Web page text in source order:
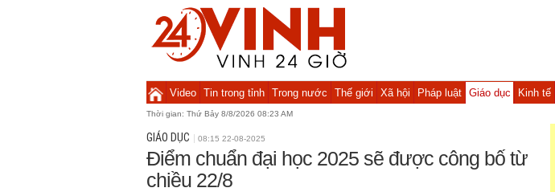
Video Tin trong tỉnh Trong nước Thế giới Xã hội Pháp luật Giáo dục Kinh tế
Thời gian: Thứ Bảy 8/8/2026 08:23 AM
GIÁO DỤC 08:15 22-08-2025
Điểm chuẩn đại học 2025 sẽ được công bố từ
chiều 22/8